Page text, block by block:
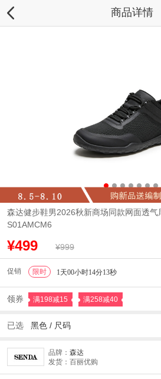
商品详情
森达健步鞋男2026秋新商场同款网面透气
S01AMCM6
¥499 ¥999
促销 限时 1天00小时14分10秒
领券 满198减15 满258减40
已选 黑色 / 尺码
品牌： 森达
发货：百丽优购